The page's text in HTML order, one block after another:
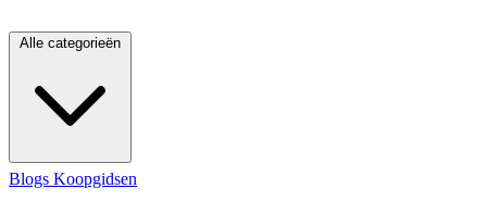
Alle categorieën
Blogs Koopgidsen